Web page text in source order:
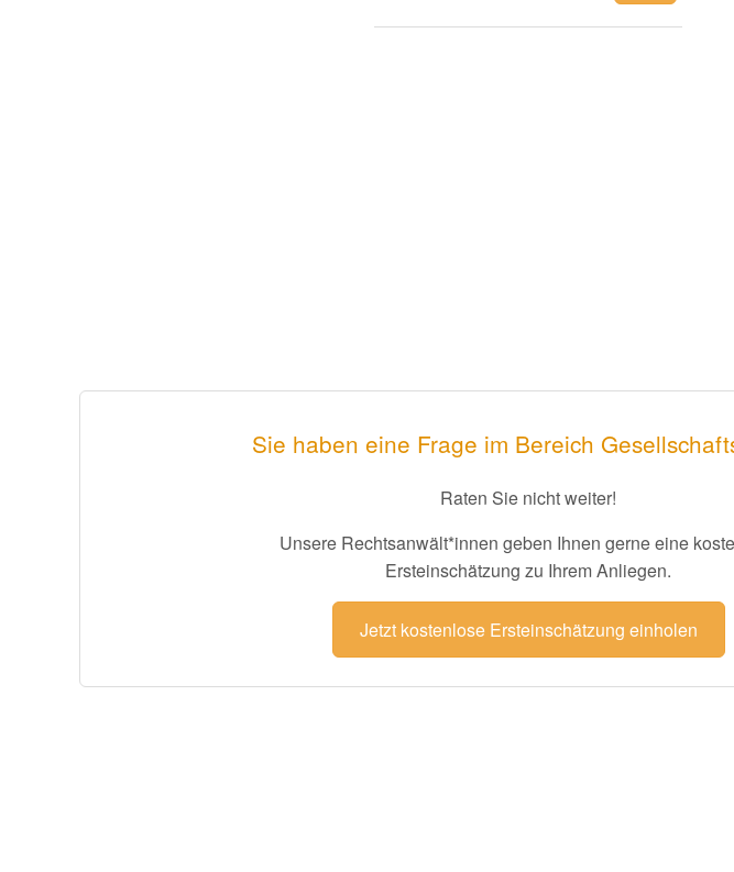
Sie haben eine Frage im Bereich
Raten Sie nicht weiter!
Unsere Rechtsanwält*innen geben Ihnen gerne eine
Ersteinschätzung zu Ihrem Anliegen.
Jetzt kostenlose Ersteinschätzung einholen